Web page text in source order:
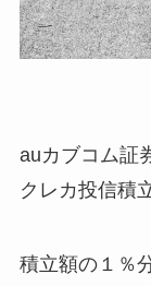
auカブコム証
クレカ投信積
積立額の１％